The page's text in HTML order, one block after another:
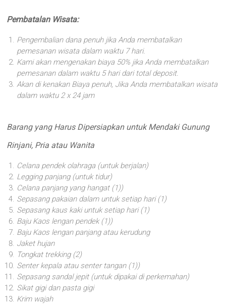
Pembatalan Wisata:
Pengembalian dana penuh jika Anda membatalkan
pemesanan wisata dalam waktu 7 hari.
Kami akan mengenakan biaya 50% jika Anda membatalkan
pemesanan dalam waktu 5 hari dari total deposit.
Akan di kenakan Biaya penuh, Jika Anda membatalkan wisata
dalam waktu 2 x 24 jam
Barang yang Harus Dipersiapkan untuk Mendaki Gunung
Rinjani, Pria atau Wanita
Celana pendek olahraga (untuk berjalan)
Legging panjang (untuk tidur)
Celana panjang yang hangat (1))
Sepasang pakaian dalam untuk setiap hari (1)
Sepasang kaus kaki untuk setiap hari (1)
Baju Kaos lengan pendek (1))
Baju Kaos lengan panjang atau kerudung
Jaket hujan
Tongkat trekking (2)
Senter kepala atau senter tangan (1))
Sepasang sandal jepit (untuk dipakai di perkemahan)
Sikat gigi dan pasta gigi
Krim wajah